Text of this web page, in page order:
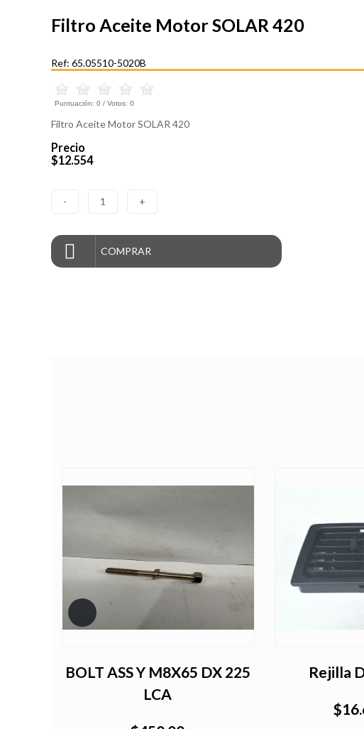
Filtro Aceite Motor SOLAR 420
Ref: 65.05510-5020B
Puntuación: 0 / Votos: 0
Filtro Aceite Motor SOLAR 420
Precio
$12.554
- 1 +
COMPRAR
BOLT ASS Y M8X65 DX 225
LCA
Rejilla